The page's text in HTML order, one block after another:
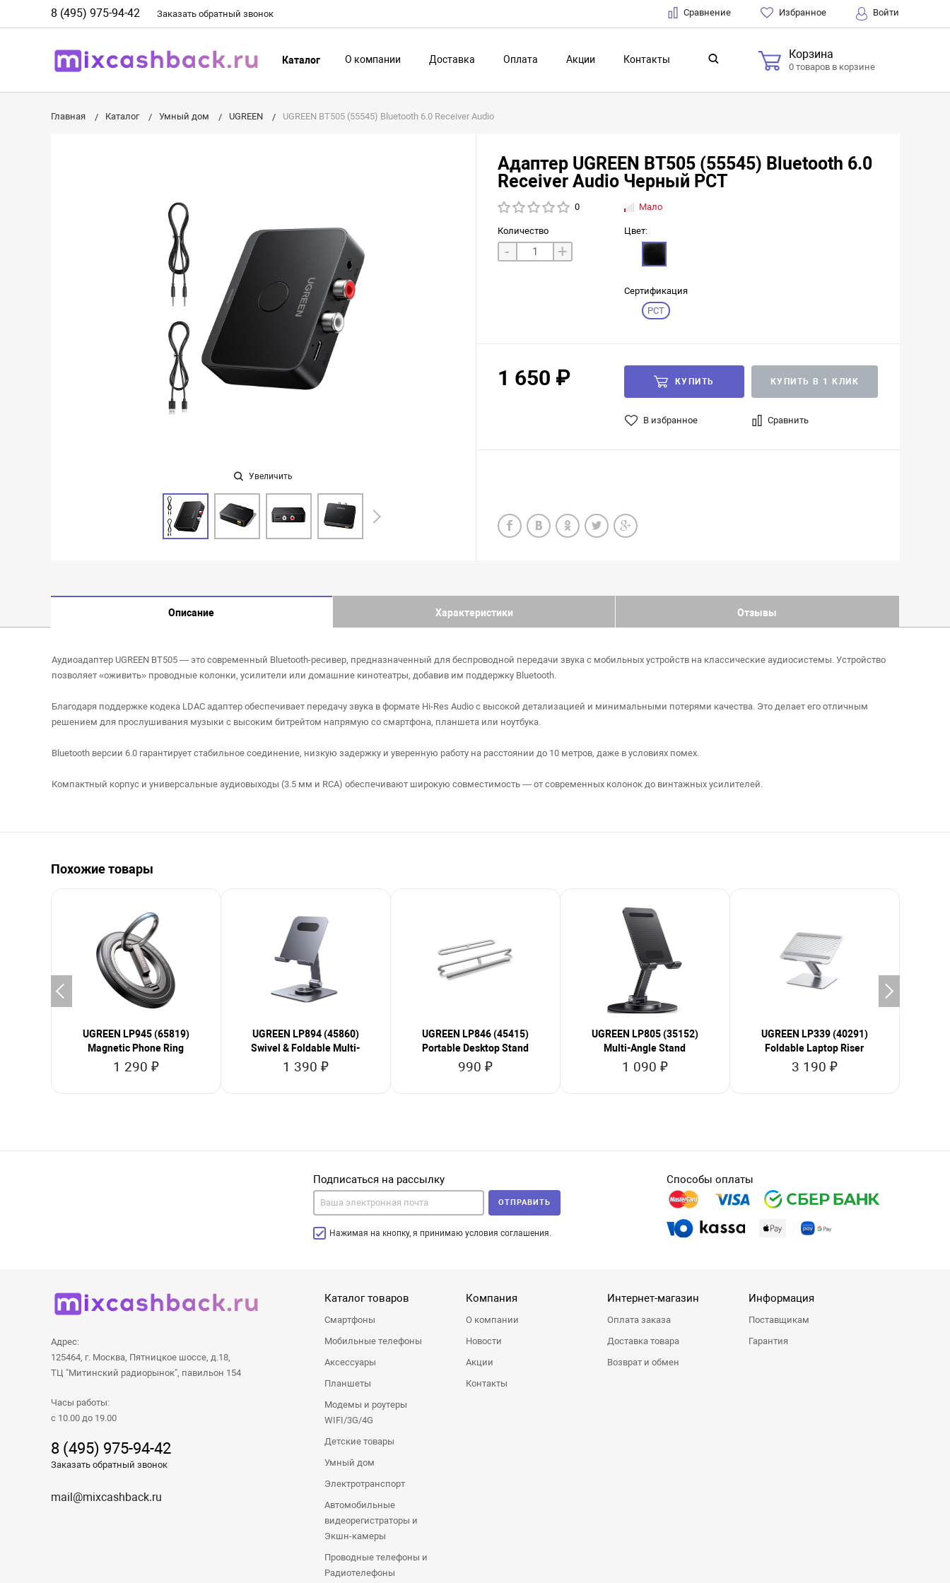
8 (495) 975-94-42 Заказать обратный звонок Сравнение Избранное Войти
Каталог О компании Доставка Оплата Акции Контакты Корзина
0 товаров в корзине
Главная Каталог Умный дом UGREEN UGREEN BT505 (55545) Bluetooth 6.0 Receiver Audio
Увеличить
Адаптер UGREEN BT505 (55545) Bluetooth 6.0
Receiver Audio Черный РСТ
0 Мало
Количество
- +
Цвет:
Сертификация
РСТ
1 650 ₽ КУПИТЬ КУПИТЬ В 1 КЛИК
В избранное Сравнить
Описание Характеристики Отзывы
Аудиоадаптер UGREEN BT505 — это современный Bluetooth-ресивер, предназначенный для беспроводной передачи звука с мобильных устройств на классические аудиосистемы. Устройство
позволяет «оживить» проводные колонки, усилители или домашние кинотеатры, добавив им поддержку Bluetooth.
Благодаря поддержке кодека LDAC адаптер обеспечивает передачу звука в формате Hi-Res Audio с высокой детализацией и минимальными потерями качества. Это делает его отличным
решением для прослушивания музыки с высоким битрейтом напрямую со смартфона, планшета или ноутбука.
Bluetooth версии 6.0 гарантирует стабильное соединение, низкую задержку и уверенную работу на расстоянии до 10 метров, даже в условиях помех.
Компактный корпус и универсальные аудиовыходы (3.5 мм и RCA) обеспечивают широкую совместимость — от современных колонок до винтажных усилителей.
Похожие товары
UGREEN LP945 (65819)
Magnetic Phone Ring
1 290 ₽
UGREEN LP894 (45860)
Swivel & Foldable Multi-
Angle
1 390 ₽
UGREEN LP846 (45415)
Portable Desktop Stand
990 ₽
UGREEN LP805 (35152)
Multi-Angle Stand
1 090 ₽
UGREEN LP339 (40291)
Foldable Laptop Riser
3 190 ₽
Подписаться на рассылку
Нажимая на кнопку, я принимаю условия соглашения.
ОТПРАВИТЬ
Способы оплаты
Адрес:
125464, г. Москва, Пятницкое шоссе, д.18,
ТЦ "Митинский радиорынок", павильон 154
Часы работы:
с 10.00 до 19.00
8 (495) 975-94-42
Заказать обратный звонок
mail@mixcashback.ru
Каталог товаров
Смартфоны
Мобильные телефоны
Аксессуары
Планшеты
Модемы и роутеры
WIFI/3G/4G
Детские товары
Умный дом
Электротранспорт
Автомобильные
видеорегистраторы и
Экшн-камеры
Проводные телефоны и
Радиотелефоны
Компания
О компании
Новости
Акции
Контакты
Интернет-магазин
Оплата заказа
Доставка товара
Возврат и обмен
Информация
Поставщикам
Гарантия